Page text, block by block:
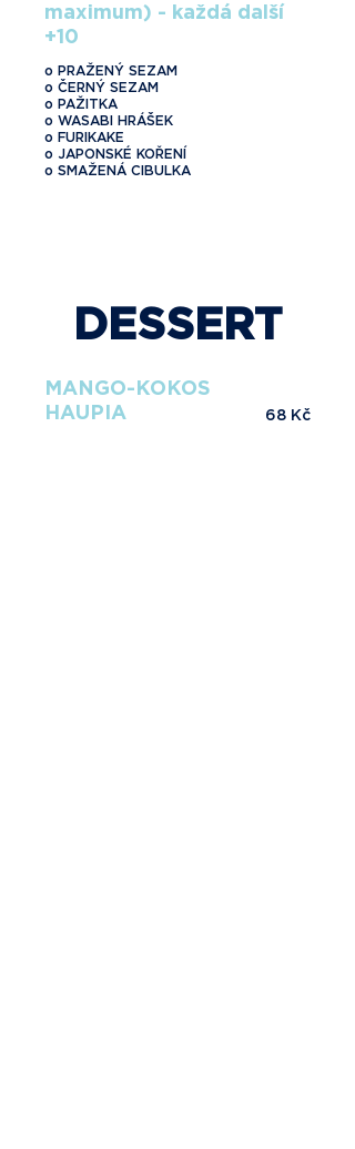
maximum) - každá další
+10
o PRAŽENÝ SEZAM
o ČERNÝ SEZAM
o PAŽITKA
o WASABI HRÁŠEK
o FURIKAKE
o JAPONSKÉ KOŘENÍ
o SMAŽENÁ CIBULKA
DESSERT
MANGO-KOKOS
HAUPIA
68 Kč